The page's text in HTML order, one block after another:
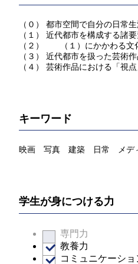
（０） 都市空間で⾃分の⽇常
（１） 近代都市を構成する諸
（２） （１）にかかわる⽂
（３） 近代都市を扱った芸術
（４） 芸術作品における「視
キーワード
映画 写真 建築 ⽇常 メデ
学生が身につける力
専門力
教養力
コミュニケーショ